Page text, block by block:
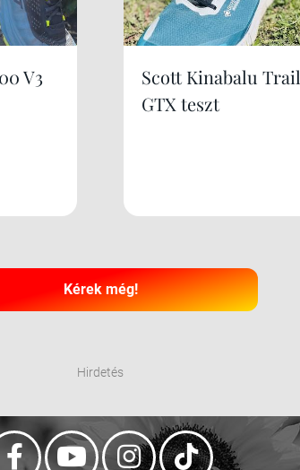
V3
Scott Kinabalu Trail
GTX teszt
Kérek még!
Hirdetés